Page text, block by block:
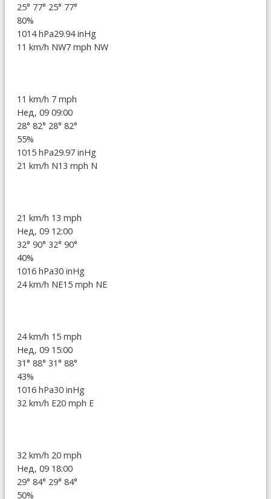
25° 77° 25° 77°
80%
1014 hPa29.94 inHg
11 km/h NW7 mph NW
11 km/h 7 mph
Нед, 09 09:00
28° 82° 28° 82°
55%
1015 hPa29.97 inHg
21 km/h N13 mph N
21 km/h 13 mph
Нед, 09 12:00
32° 90° 32° 90°
40%
1016 hPa30 inHg
24 km/h NE15 mph NE
24 km/h 15 mph
Нед, 09 15:00
31° 88° 31° 88°
43%
1016 hPa30 inHg
32 km/h E20 mph E
32 km/h 20 mph
Нед, 09 18:00
29° 84° 29° 84°
50%